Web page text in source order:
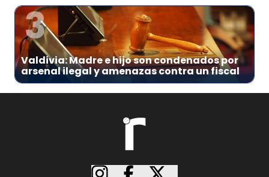
3
Valdivia: Madre e hijo son condenados por
arsenal ilegal y amenazas contra un fiscal